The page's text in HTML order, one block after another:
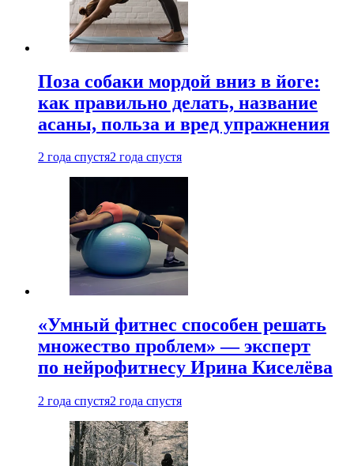
Поза собаки мордой вниз в йоге:
как правильно делать, название
асаны, польза и вред упражнения
2 года спустя2 года спустя
«Умный фитнес способен решать
множество проблем» — эксперт
по нейрофитнесу Ирина Киселёва
2 года спустя2 года спустя